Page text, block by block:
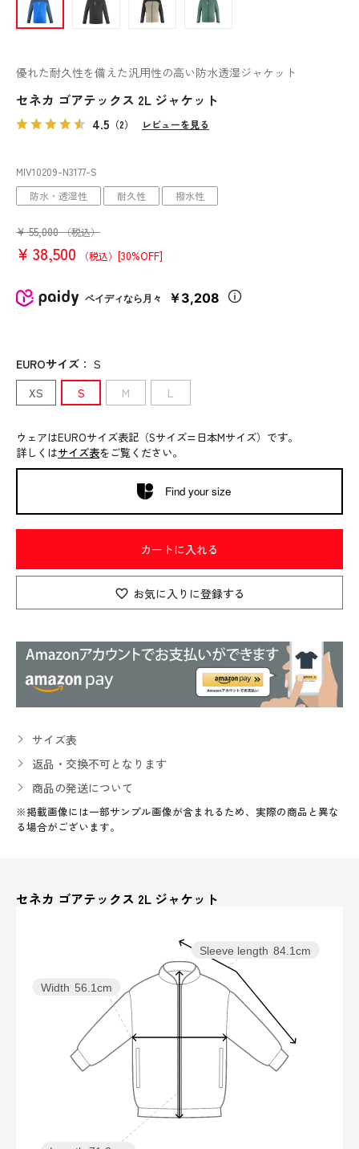
優れた耐久性を備えた汎用性の高い防水透湿ジャケット
セネカ ゴアテックス 2L ジャケット
4.5 （2） レビューを見る
MIV10209-N3177-S
防水・透湿性 耐久性 撥水性
¥ 55,000 （税込）
¥ 38,500 （税込） [30%OFF]
ペイディなら月々 ￥3,208
EUROサイズ ： S
XS
S M L
ウェアはEUROサイズ表記（Sサイズ=日本Mサイズ）です。
詳しくはサイズ表をご覧ください。
Find your size
カートに入れる
お気に入りに登録する
サイズ表
返品・交換不可となります
商品の発送について
※掲載画像には一部サンプル画像が含まれるため、実際の商品と異な
る場合がございます。
セネカ ゴアテックス 2L ジャケット
Sleeve length 84.1cm
Width 56.1cm